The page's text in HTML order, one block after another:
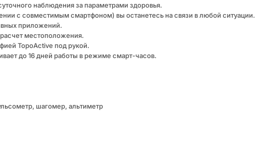
наблюдения за параметрами здоровья.
с совместимым смартфоном) вы останетесь на связи в любой ситуации.
приложений.
местоположения.
TopoActive под рукой.
до 16 дней работы в режиме смарт-часов.
шагомер, альтиметр